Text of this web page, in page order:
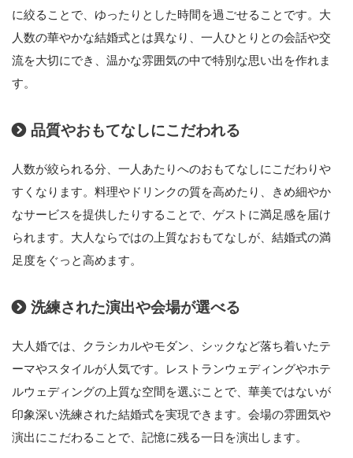
に絞ることで、ゆったりとした時間を過ごせることです。大
人数の華やかな結婚式とは異なり、一人ひとりとの会話や交
流を大切にでき、温かな雰囲気の中で特別な思い出を作れま
す。
品質やおもてなしにこだわれる
人数が絞られる分、一人あたりへのおもてなしにこだわりや
すくなります。料理やドリンクの質を高めたり、きめ細やか
なサービスを提供したりすることで、ゲストに満足感を届け
られます。大人ならではの上質なおもてなしが、結婚式の満
足度をぐっと高めます。
洗練された演出や会場が選べる
大人婚では、クラシカルやモダン、シックなど落ち着いたテ
ーマやスタイルが人気です。レストランウェディングやホテ
ルウェディングの上質な空間を選ぶことで、華美ではないが
印象深い洗練された結婚式を実現できます。会場の雰囲気や
演出にこだわることで、記憶に残る一日を演出します。